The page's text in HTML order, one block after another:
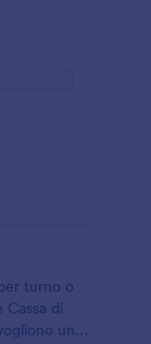
turno o
di
una